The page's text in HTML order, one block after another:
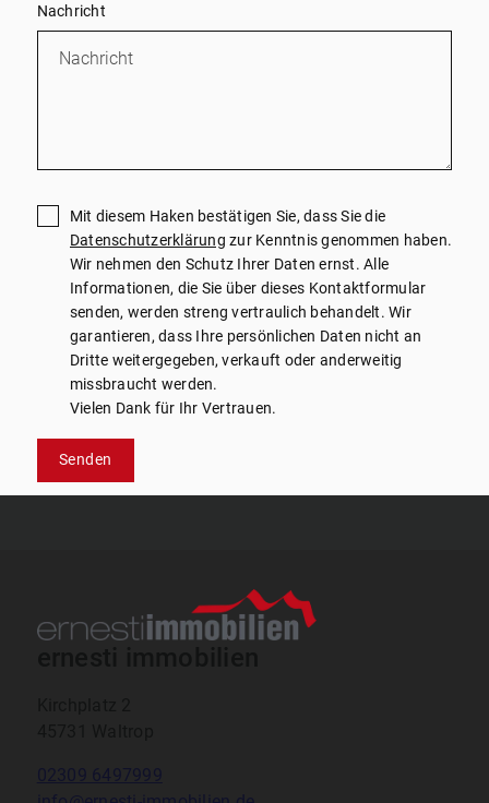
Nachricht
Mit diesem Haken bestätigen Sie, dass Sie die
Datenschutzerklärung zur Kenntnis genommen haben.
Wir nehmen den Schutz Ihrer Daten ernst. Alle
Informationen, die Sie über dieses Kontaktformular
senden, werden streng vertraulich behandelt. Wir
garantieren, dass Ihre persönlichen Daten nicht an
Dritte weitergegeben, verkauft oder anderweitig
missbraucht werden.
Vielen Dank für Ihr Vertrauen.
Senden